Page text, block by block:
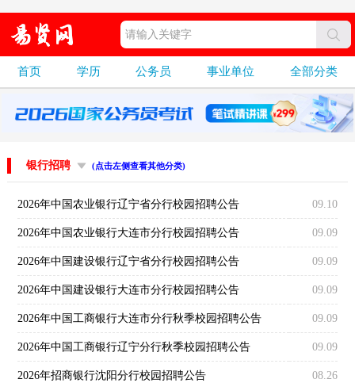
首页 学历 公务员 事业单位 全部分类
银行招聘 (点击左侧查看其他分类)
2026年中国农业银行辽宁省分行校园招聘公告 09.10
2026年中国农业银行大连市分行校园招聘公告 09.09
2026年中国建设银行辽宁省分行校园招聘公告 09.09
2026年中国建设银行大连市分行校园招聘公告 09.09
2026年中国工商银行大连市分行秋季校园招聘公告 09.09
2026年中国工商银行辽宁分行秋季校园招聘公告 09.09
2026年招商银行沈阳分行校园招聘公告 08.26